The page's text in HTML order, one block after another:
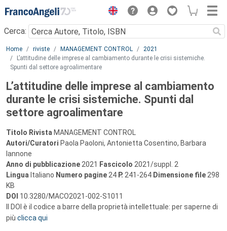
Menu
Cerca:
Main content
Home riviste MANAGEMENT CONTROL
2021
L’attitudine delle imprese al cambiamento durante le crisi sistemiche.
Spunti dal settore agroalimentare
L’attitudine delle imprese al cambiamento
durante le crisi sistemiche. Spunti dal
settore agroalimentare
Titolo Rivista MANAGEMENT CONTROL
Autori/Curatori Paola Paoloni, Antonietta Cosentino, Barbara
Iannone
Anno di pubblicazione 2021 Fascicolo 2021/suppl. 2
Lingua Italiano Numero pagine 24 P. 241-264 Dimensione file 298
KB
DOI 10.3280/MACO2021-002-S1011
Il DOI è il codice a barre della proprietà intellettuale: per saperne di
più clicca qui